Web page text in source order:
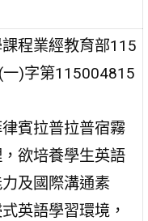
程業經教育部115
)字第115004815
賓拉普拉普宿霧
欲培養學生英語
及國際溝通素
英語學習環境，